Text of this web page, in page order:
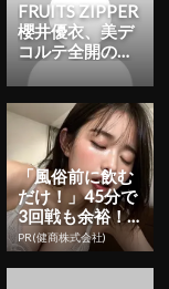
FRUITS ZIPPER
櫻井優衣、美デ
コルテ全開の黒
ドレス姿公開！
「本当に綺麗...
「風俗前に飲む
だけ！」45分で
3回戦も余裕！1
日31円で朝まで
絶好調
PR(健商株式会社)